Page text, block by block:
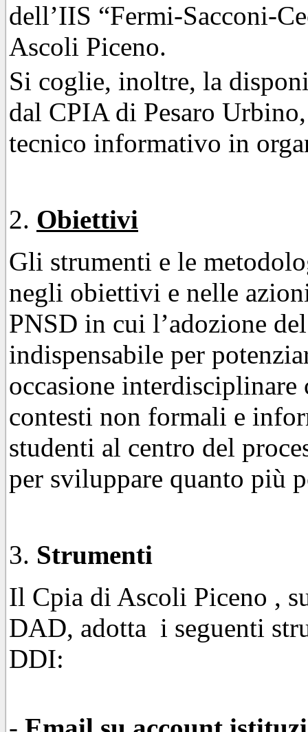
dell’IIS “Fermi-Sacconi-
Ascoli Piceno.
Si coglie, inoltre, la
dal CPIA di Pesaro
tecnico informativo in
Obiettivi
Gli strumenti e le
negli obiettivi e nelle
PNSD in cui l’adozione
indispensabile per
occasione
contesti non formali e
studenti al centro del
per sviluppare quanto più
Strumenti
Il Cpia di Ascoli Piceno ,
DAD, adotta i seguenti
DDI: